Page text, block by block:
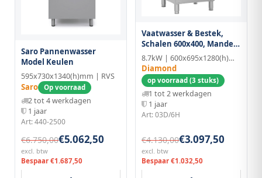
Saro Pannenwasser
Model Keulen
595x730x1340(h)mm | RVS
Saro Op voorraad
2 tot 4 werkdagen
1 jaar
Art: 440-2500
€6.750,00€5.062,50
excl. btw
Bespaar €1.687,50
Vaatwasser & Bestek,
Schalen 600x400, Manden
500x600 mm
8.7kW | 600x695x1280(h)mm
Diamond
op voorraad (3 stuks)
1 tot 2 werkdagen
1 jaar
Art: 03D/6H
€4.130,00€3.097,50
excl. btw
Bespaar €1.032,50